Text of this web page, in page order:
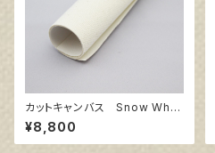
カットキャンバス Snow Whit
e SPC F100
¥8,800